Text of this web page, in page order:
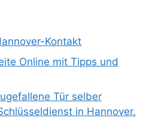
Kontakt
Online mit Tipps und
Tür selber
in Hannover.